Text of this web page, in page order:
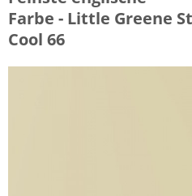
Farbe - Little Greene
Cool 66